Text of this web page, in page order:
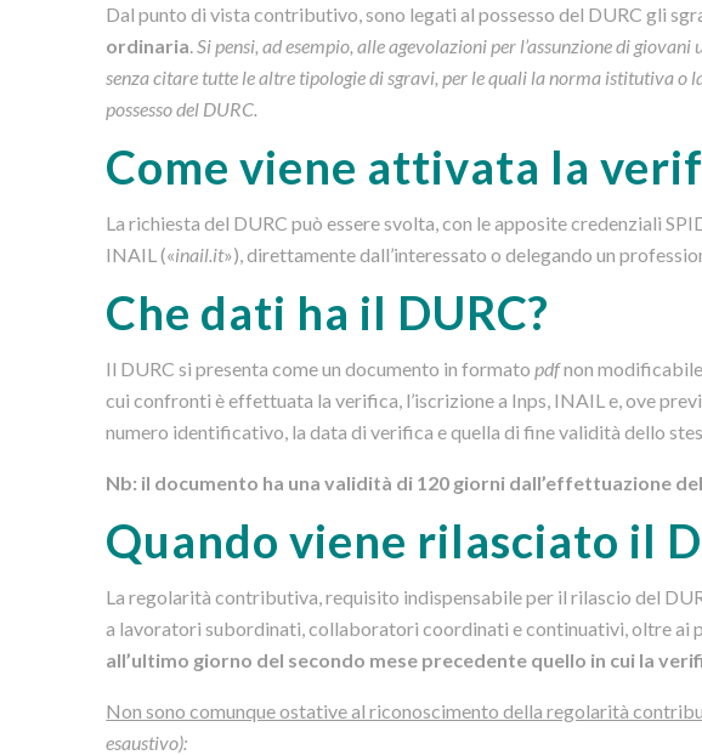
Dal punto di vista contributivo, sono legati al possesso del DURC gli
ordinaria.Si pensi, ad esempio, alle agevolazioni per l’assunzione di
senza citare tutte le altre tipologie di sgravi, per le quali la norma istitutiva o
possesso del DURC.
Come viene attivata la
La richiesta del DURC può essere svolta, con le apposite credenziali
INAIL («inail.it»), direttamente dall’interessato o delegando un
Che dati ha il DURC?
Il DURC si presenta come un documento in formatopdfnon
cui confronti è effettuata la verifica, l’iscrizione a Inps, INAIL e, ove
numero identificativo, la data di verifica e quella di fine validità dello
Nb: il documento ha una validità di 120 giorni dall’effettuazione
Quando viene rilasciato il
La regolarità contributiva, requisito indispensabile per il rilascio del
a lavoratori subordinati, collaboratori coordinati e continuativi, oltre ai
all’ultimo giorno del secondo mese precedente quello in cui la
Non sono comunque ostative al riconoscimento della regolarità
esaustivo):